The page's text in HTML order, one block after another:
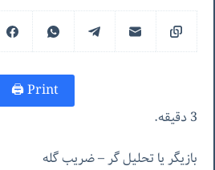
Print 🖨
3 دقیقه.
بازیگر یا تحلیل گر – ضریب گله